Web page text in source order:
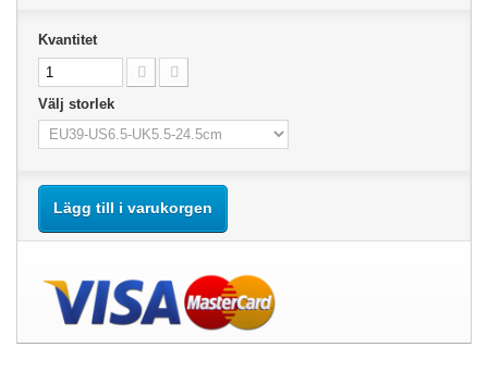
Kvantitet
Välj storlek
Lägg till i varukorgen